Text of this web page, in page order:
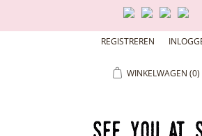
REGISTREREN
WINKELWAGEN (0)